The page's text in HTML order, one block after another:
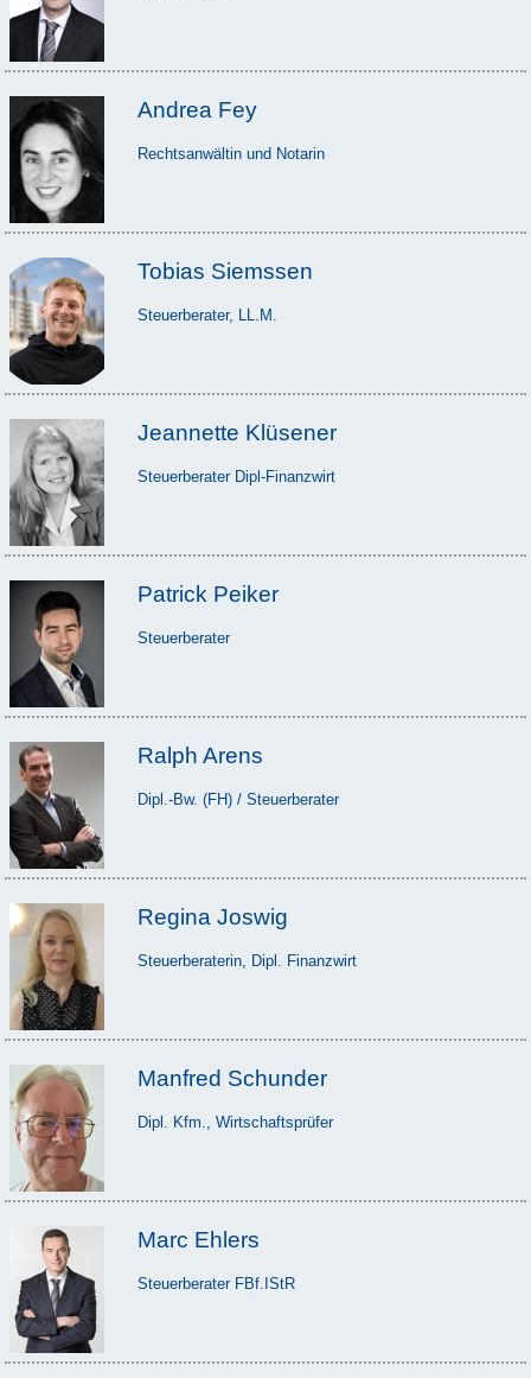
Andrea Fey
Rechtsanwältin und Notarin
Tobias Siemssen
Steuerberater, LL.M.
Jeannette Klüsener
Steuerberater Dipl-Finanzwirt
Patrick Peiker
Steuerberater
Ralph Arens
Dipl.-Bw. (FH) / Steuerberater
Regina Joswig
Steuerberaterin, Dipl. Finanzwirt
Manfred Schunder
Dipl. Kfm., Wirtschaftsprüfer
Marc Ehlers
Steuerberater FBf.IStR